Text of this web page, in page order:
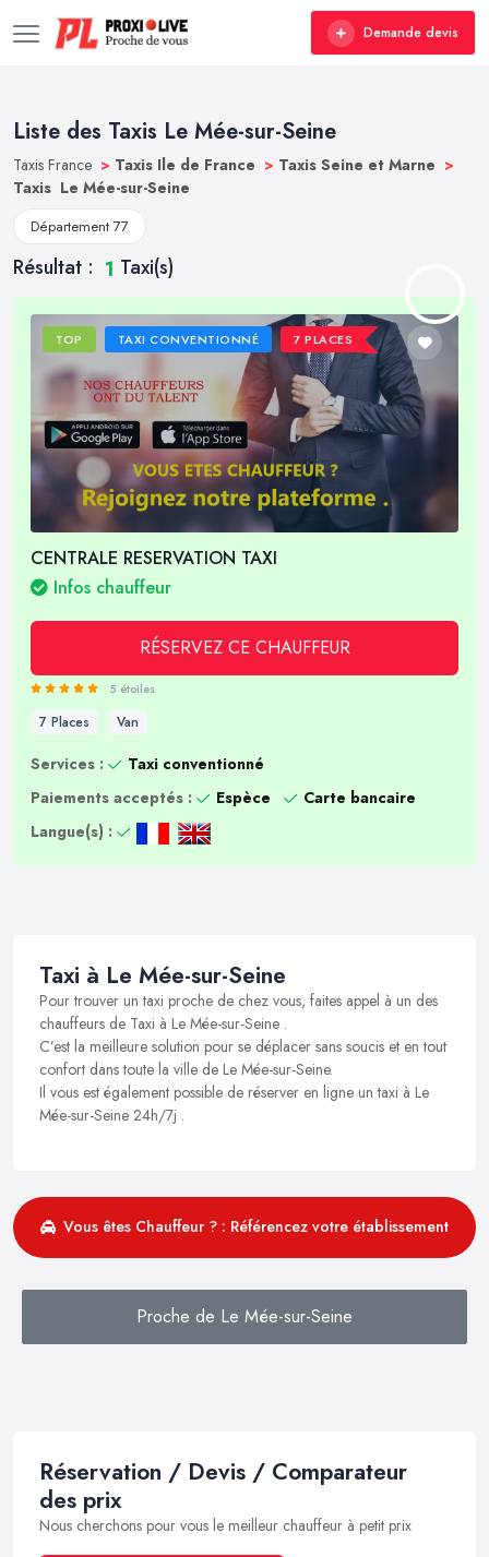
Demande devis
Liste des Taxis Le Mée-sur-Seine
Taxis France > Taxis Ile de France > Taxis Seine et Marne >
Taxis Le Mée-sur-Seine
Département 77
Résultat : 1 Taxi(s)
TOP TAXI CONVENTIONNÉ 7 PLACES
CENTRALE RESERVATION TAXI
Infos chauffeur
RÉSERVEZ CE CHAUFFEUR
5 étoiles
7 Places Van
Services :
Taxi conventionné
Paiements acceptés :
Espèce
Carte bancaire
Langue(s) :
Taxi à Le Mée-sur-Seine
Pour trouver un taxi proche de chez vous, faites appel à un des
chauffeurs de Taxi à Le Mée-sur-Seine .
C’est la meilleure solution pour se déplacer sans soucis et en tout
confort dans toute la ville de Le Mée-sur-Seine.
Il vous est également possible de réserver en ligne un taxi à Le
Mée-sur-Seine 24h/7j .
Vous êtes Chauffeur ? : Référencez votre établissement
Proche de Le Mée-sur-Seine
Réservation / Devis / Comparateur
des prix
Nous cherchons pour vous le meilleur chauffeur à petit prix